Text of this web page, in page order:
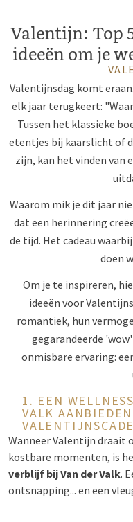
Valentijn: Top
ideeën om je
Valentijnsdag komt
elk jaar terugkeert:
Tussen het klassieke
etentjes bij kaarslicht of
zijn, kan het vinden van
Waarom mik je dit jaar
dat een herinnering
de tijd. Het cadeau
doen
Om je te inspireren,
ideeën voor
romantiek, hun
gegarandeerde
onmisbare ervaring:
1. EEN
VALK
Wanneer Valentijn draait
kostbare momenten, is
verblijf bij Van der Valk.
ontsnapping... en een